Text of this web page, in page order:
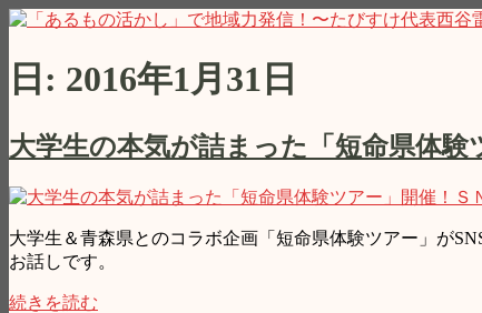
コ
テ
ン
へ
ス
ッ
プ
の西谷雷佐が、地域の魅力をおもしろおかしくご紹介いた
日: 2016年1月31日
大学生の本気が詰まった「短命県体
大学生＆青森県とのコラボ企画「短命県体験ツアー」が
お話しです。
“大
続きを読む